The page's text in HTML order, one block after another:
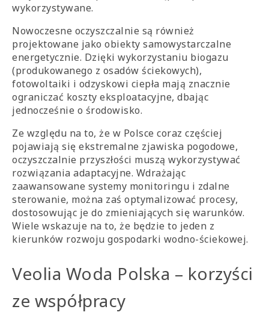
wykorzystywane.
Nowoczesne oczyszczalnie są również
projektowane jako obiekty samowystarczalne
energetycznie. Dzięki wykorzystaniu biogazu
(produkowanego z osadów ściekowych),
fotowoltaiki i odzyskowi ciepła mają znacznie
ograniczać koszty eksploatacyjne, dbając
jednocześnie o środowisko.
Ze względu na to, że w Polsce coraz częściej
pojawiają się ekstremalne zjawiska pogodowe,
oczyszczalnie przyszłości muszą wykorzystywać
rozwiązania adaptacyjne. Wdrażając
zaawansowane systemy monitoringu i zdalne
sterowanie, można zaś optymalizować procesy,
dostosowując je do zmieniających się warunków.
Wiele wskazuje na to, że będzie to jeden z
kierunków rozwoju gospodarki wodno-ściekowej.
Veolia Woda Polska – korzyści
ze współpracy